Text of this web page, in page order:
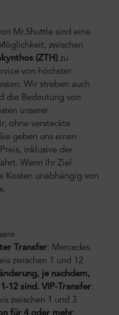
Mr.Shuttle sind eine
zwischen
(ZTH) zu
von höchster
Wir streben auch
die Bedeutung von
unserer
ohne versteckte
geben uns einen
inklusive der
Wenn Ihr Ziel
Kosten unabhängig von
Transfer: Mercedes
zwischen 1 und 12
je nachdem,
12 sind. VIP-Transfer:
zwischen 1 und 3